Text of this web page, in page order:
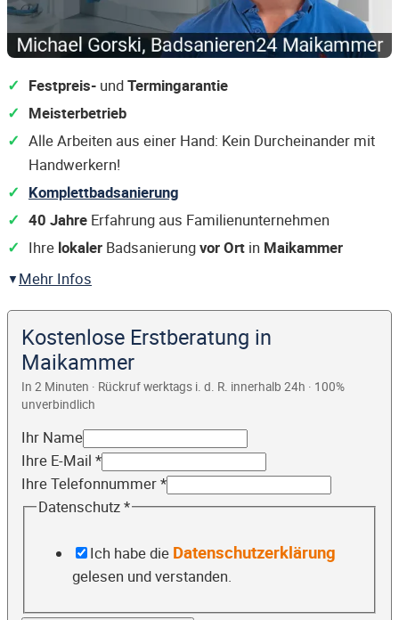
Festpreis- undTermingarantie
Meisterbetrieb
Alle Arbeiten aus einer Hand: Kein Durcheinander mit
Handwerkern!
Komplettbadsanierung
40 Jahre Erfahrung aus Familienunternehmen
Ihre lokaler Badsanierungvor Ort in Maikammer
Mehr Infos
Kostenlose Erstberatung in
Maikammer
In 2 Minuten · Rückruf werktags i. d. R. innerhalb 24h · 100%
unverbindlich
Ihr Name
Ihre E-Mail *
Ihre Telefonnummer*
Datenschutz*
Ich habe die Datenschutzerklärung
gelesen und verstanden.